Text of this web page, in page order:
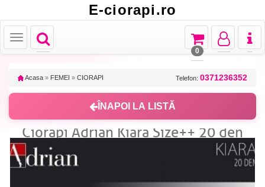
E-ciorapi.ro
Toggle
navigation
Toggle
Toggle
navigation
Toggle
navigation
Toggle
navigation
0
Acasa » FEMEI » CIORAPI Telefon: 0371236352
ÎNAPOI LA LISTĂ
Ciorapi Adrian Kiara Size++ 20 den